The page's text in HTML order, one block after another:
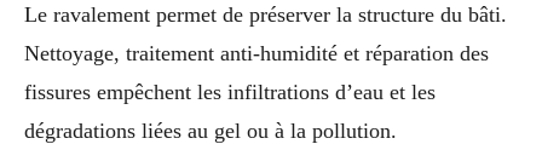
Le ravalement permet de préserver la structure du bâti.
Nettoyage, traitement anti-humidité et réparation des
fissures empêchent les infiltrations d’eau et les
dégradations liées au gel ou à la pollution.